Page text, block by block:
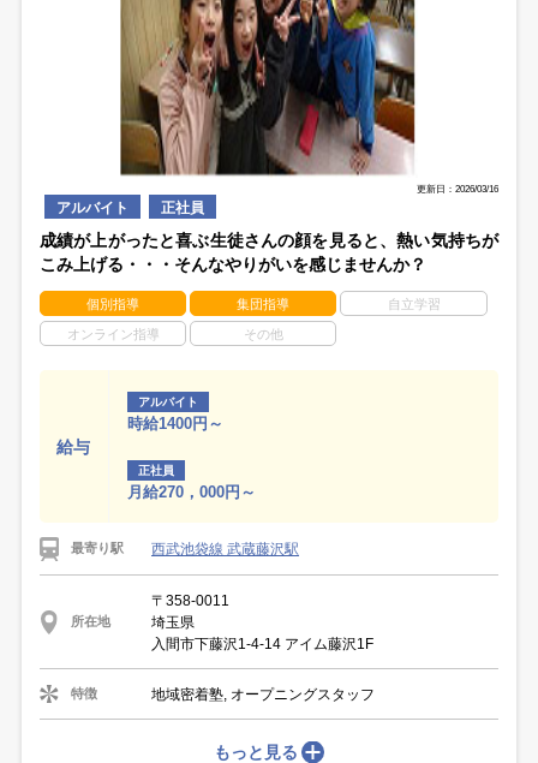
更新日：2026/03/16
アルバイト 正社員
成績が上がったと喜ぶ生徒さんの顔を見ると、熱い気持ちが
こみ上げる・・・そんなやりがいを感じませんか？
個別指導 集団指導 自立学習
オンライン指導 その他
給与
アルバイト
時給1400円～
正社員
月給270，000円～
最寄り駅 西武池袋線 武蔵藤沢駅
所在地
〒358-0011
埼玉県
入間市下藤沢1-4-14 アイム藤沢1F
特徴 地域密着塾, オープニングスタッフ
もっと見る